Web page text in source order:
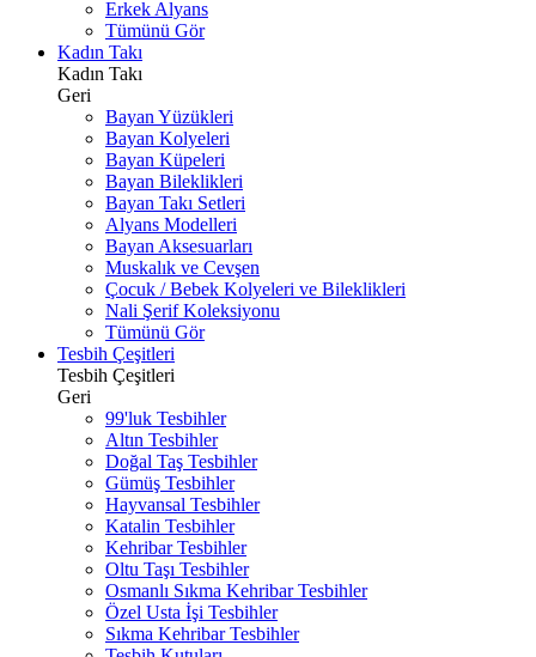
Erkek Alyans
Tümünü Gör
Kadın Takı
Kadın Takı
Geri
Bayan Yüzükleri
Bayan Kolyeleri
Bayan Küpeleri
Bayan Bileklikleri
Bayan Takı Setleri
Alyans Modelleri
Bayan Aksesuarları
Muskalık ve Cevşen
Çocuk / Bebek Kolyeleri ve Bileklikleri
Nali Şerif Koleksiyonu
Tümünü Gör
Tesbih Çeşitleri
Tesbih Çeşitleri
Geri
99'luk Tesbihler
Altın Tesbihler
Doğal Taş Tesbihler
Gümüş Tesbihler
Hayvansal Tesbihler
Katalin Tesbihler
Kehribar Tesbihler
Oltu Taşı Tesbihler
Osmanlı Sıkma Kehribar Tesbihler
Özel Usta İşi Tesbihler
Sıkma Kehribar Tesbihler